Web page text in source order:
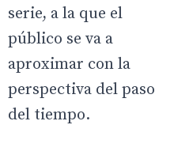
serie, a la que el
público se va a
aproximar con la
perspectiva del paso
del tiempo.